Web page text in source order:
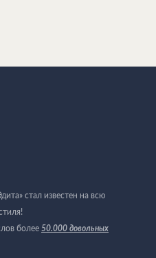
стал известен на всю
более 50.000 довольных